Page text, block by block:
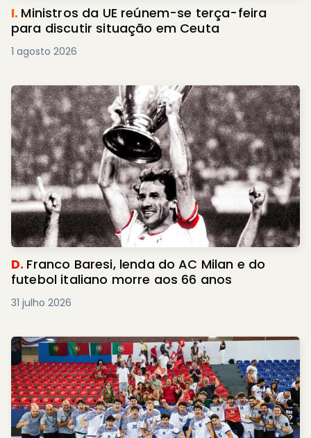
I. Ministros da UE reúnem-se terça-feira
para discutir situação em Ceuta
1 agosto 2026
D. Franco Baresi, lenda do AC Milan e do
futebol italiano morre aos 66 anos
31 julho 2026